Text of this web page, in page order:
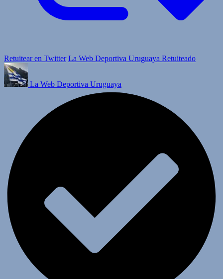
Retuitear en Twitter La Web Deportiva Uruguaya Retuiteado
La Web Deportiva Uruguaya